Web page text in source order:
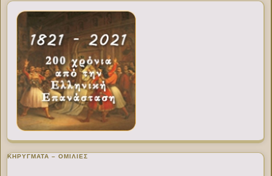
ΚΗΡΥΓΜΑΤΑ – ΟΜΙΛΙΕΣ